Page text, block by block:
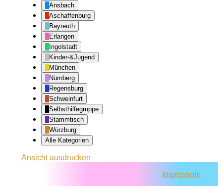
Ansbach
Aschaffenburg
Bayreuth
Erlangen
Ingolstadt
Kinder-&Jugend
München
Nürnberg
Regensburg
Schweinfurt
Selbsthilfegruppe
Stammtisch
Würzburg
Alle Kategorien
Ansichtausdrucken
Impressum